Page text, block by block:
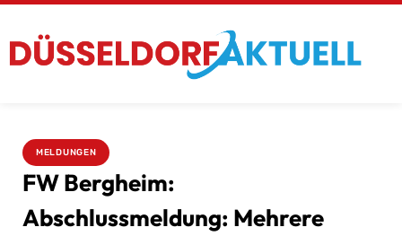
MELDUNGEN
FW Bergheim:
Abschlussmeldung: Mehrere